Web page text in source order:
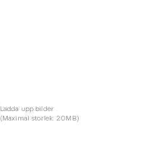
Ladda upp bilder
(Maximal storlek: 20MB)